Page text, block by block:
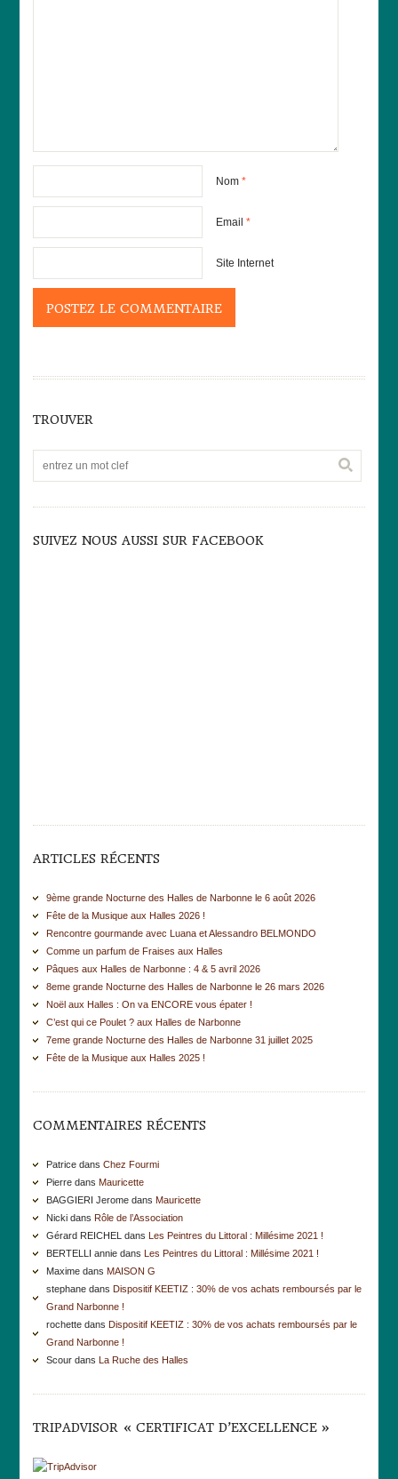
Nom *
Email *
Site Internet
TROUVER
SUIVEZ NOUS AUSSI SUR FACEBOOK
ARTICLES RÉCENTS
9ème grande Nocturne des Halles de Narbonne le 6 août 2026
Fête de la Musique aux Halles 2026 !
Rencontre gourmande avec Luana et Alessandro BELMONDO
Comme un parfum de Fraises aux Halles
Pâques aux Halles de Narbonne : 4 & 5 avril 2026
8eme grande Nocturne des Halles de Narbonne le 26 mars 2026
Noël aux Halles : On va ENCORE vous épater !
C’est qui ce Poulet ? aux Halles de Narbonne
7eme grande Nocturne des Halles de Narbonne 31 juillet 2025
Fête de la Musique aux Halles 2025 !
COMMENTAIRES RÉCENTS
Patrice dansChez Fourmi
Pierre dans Mauricette
BAGGIERI Jerome dans Mauricette
Nicki dans Rôle de l’Association
Gérard REICHEL dans Les Peintres du Littoral : Millésime 2021 !
BERTELLI annie dans Les Peintres du Littoral : Millésime 2021 !
Maxime dans MAISON G
stephane dans Dispositif KEETIZ : 30% de vos achats remboursés par le
Grand Narbonne !
rochette dans Dispositif KEETIZ : 30% de vos achats remboursés par le
Grand Narbonne !
Scour dans La Ruche des Halles
TRIPADVISOR « CERTIFICAT D’EXCELLENCE »